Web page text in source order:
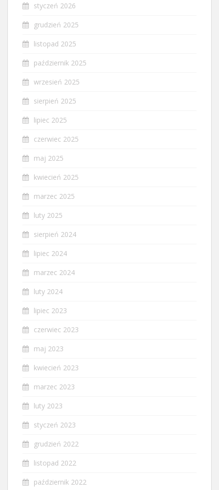
styczeń 2026
grudzień 2025
listopad 2025
październik 2025
wrzesień 2025
sierpień 2025
lipiec 2025
czerwiec 2025
maj 2025
kwiecień 2025
marzec 2025
luty 2025
sierpień 2024
lipiec 2024
marzec 2024
luty 2024
lipiec 2023
czerwiec 2023
maj 2023
kwiecień 2023
marzec 2023
luty 2023
styczeń 2023
grudzień 2022
listopad 2022
październik 2022